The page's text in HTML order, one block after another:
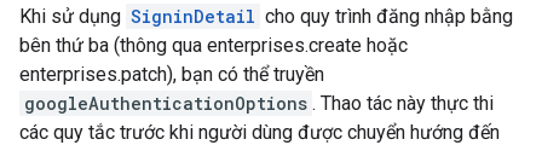
Khi sử dụng SigninDetail cho quy trình đăng nhập bằng
bên thứ ba (thông qua enterprises.create hoặc
enterprises.patch), bạn có thể truyền
googleAuthenticationOptions . Thao tác này thực thi
các quy tắc trước khi người dùng được chuyển hướng đến